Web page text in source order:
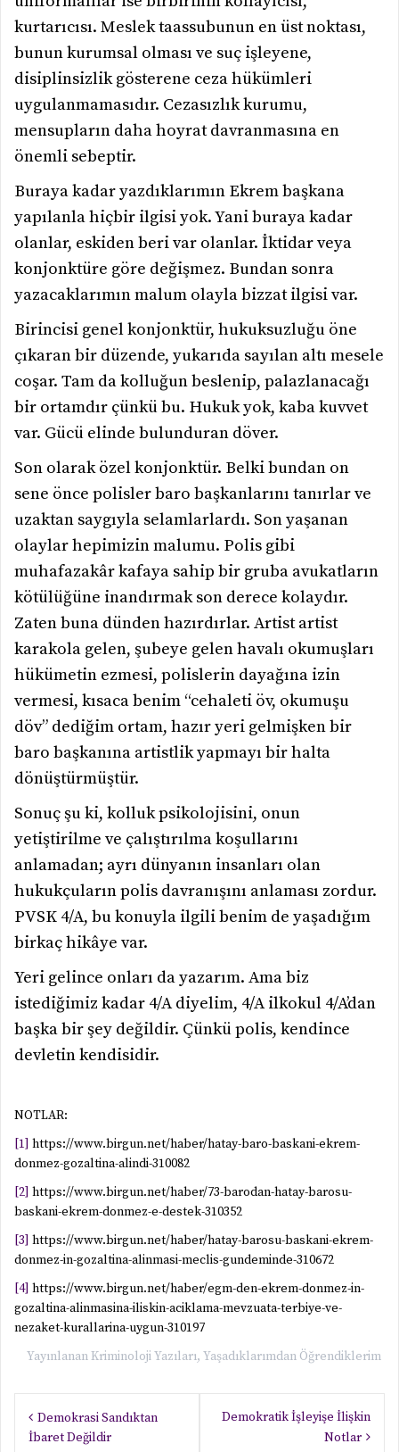
kurtarıcısı. Meslek taassubunun en üst noktası,
bunun kurumsal olması ve suç işleyene,
disiplinsizlik gösterene ceza hükümleri
uygulanmamasıdır. Cezasızlık kurumu,
mensupların daha hoyrat davranmasına en
önemli sebeptir.
Buraya kadar yazdıklarımın Ekrem başkana
yapılanla hiçbir ilgisi yok. Yani buraya kadar
olanlar, eskiden beri var olanlar. İktidar veya
konjonktüre göre değişmez. Bundan sonra
yazacaklarımın malum olayla bizzat ilgisi var.
Birincisi genel konjonktür, hukuksuzluğu öne
çıkaran bir düzende, yukarıda sayılan altı mesele
coşar. Tam da kolluğun beslenip, palazlanacağı
bir ortamdır çünkü bu. Hukuk yok, kaba kuvvet
var. Gücü elinde bulunduran döver.
Son olarak özel konjonktür. Belki bundan on
sene önce polisler baro başkanlarını tanırlar ve
uzaktan saygıyla selamlarlardı. Son yaşanan
olaylar hepimizin malumu. Polis gibi
muhafazakâr kafaya sahip bir gruba avukatların
kötülüğüne inandırmak son derece kolaydır.
Zaten buna dünden hazırdırlar. Artist artist
karakola gelen, şubeye gelen havalı okumuşları
hükümetin ezmesi, polislerin dayağına izin
vermesi, kısaca benim “cehaleti öv, okumuşu
döv” dediğim ortam, hazır yeri gelmişken bir
baro başkanına artistlik yapmayı bir halta
dönüştürmüştür.
Sonuç şu ki, kolluk psikolojisini, onun
yetiştirilme ve çalıştırılma koşullarını
anlamadan; ayrı dünyanın insanları olan
hukukçuların polis davranışını anlaması zordur.
PVSK 4/A, bu konuyla ilgili benim de yaşadığım
birkaç hikâye var.
Yeri gelince onları da yazarım. Ama biz
istediğimiz kadar 4/A diyelim, 4/A ilkokul 4/A’dan
başka bir şey değildir. Çünkü polis, kendince
devletin kendisidir.
NOTLAR:
[1] https://www.birgun.net/haber/hatay-baro-baskani-ekrem-
donmez-gozaltina-alindi-310082
[2] https://www.birgun.net/haber/73-barodan-hatay-barosu-
baskani-ekrem-donmez-e-destek-310352
[3] https://www.birgun.net/haber/hatay-barosu-baskani-ekrem-
donmez-in-gozaltina-alinmasi-meclis-gundeminde-310672
[4] https://www.birgun.net/haber/egm-den-ekrem-donmez-in-
gozaltina-alinmasina-iliskin-aciklama-mevzuata-terbiye-ve-
nezaket-kurallarina-uygun-310197
YayınlananKriminoloji Yazıları, Yaşadıklarımdan Öğrendiklerim
Yazı
gezinmesi
Demokrasi Sandıktan
İbaret Değildir
Demokratik İşleyişe İlişkin
Notlar